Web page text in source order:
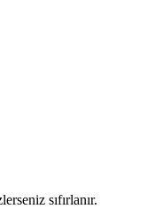
sıfırlanır.